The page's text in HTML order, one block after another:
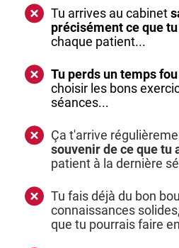
Tu arrives au cabinet
précisément ce que
chaque patient...
Tu perds un temps
choisir les bons
séances...
Ça t'arrive
souvenir de ce que tu
patient à la dernière
Tu fais déjà du bon
connaissances
que tu pourrais faire